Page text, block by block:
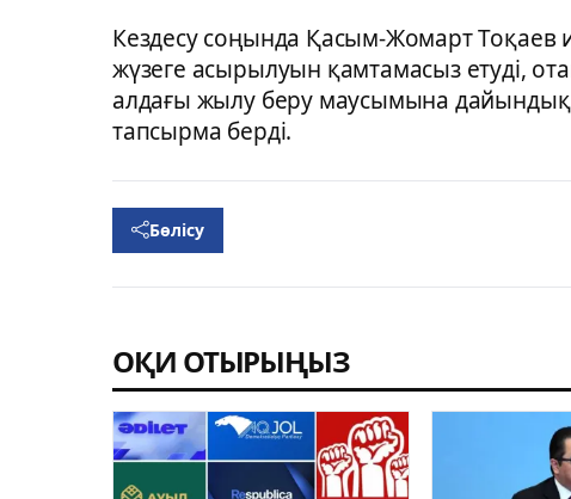
Кездесу соңында Қасым-Жомарт
жүзеге асырылуын қамтамасыз етуді,
алдағы жылу беру маусымына
тапсырма берді.
Бөлісу
ОҚИ ОТЫРЫҢЫЗ